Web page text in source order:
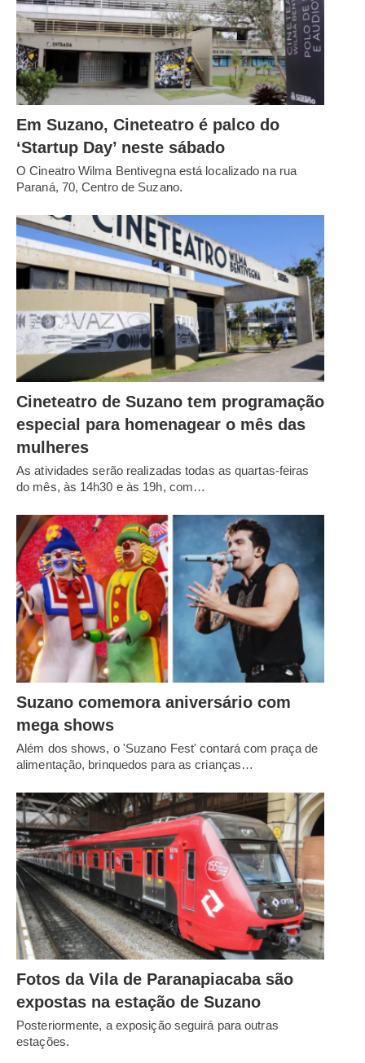
Em Suzano, Cineteatro é palco do
‘Startup Day’ neste sábado
O Cineatro Wilma Bentivegna está localizado na rua
Paraná, 70, Centro de Suzano.
Cineteatro de Suzano tem programação
especial para homenagear o mês das
mulheres
As atividades serão realizadas todas as quartas-feiras
do mês, às 14h30 e às 19h, com…
Suzano comemora aniversário com
mega shows
Além dos shows, o 'Suzano Fest' contará com praça de
alimentação, brinquedos para as crianças…
Fotos da Vila de Paranapiacaba são
expostas na estação de Suzano
Posteriormente, a exposição seguirá para outras
estações.